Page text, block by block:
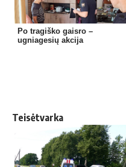
Po tragiško gaisro –
ugniagesių akcija
Teisėtvarka